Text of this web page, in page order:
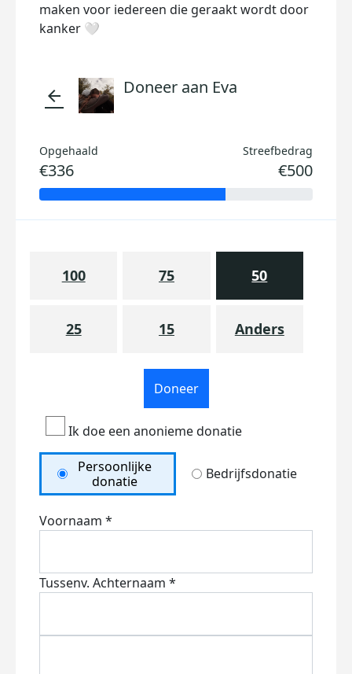
maken voor iedereen die geraakt wordt door
kanker 🤍
arrow_back Doneer aan Eva
Opgehaald
€336
Streefbedrag
€500
100 75 50
25 15 Anders
Doneer
Ik doe een anonieme donatie
Persoonlijke
donatie
Bedrijfsdonatie
Voornaam *
Tussenv. Achternaam *